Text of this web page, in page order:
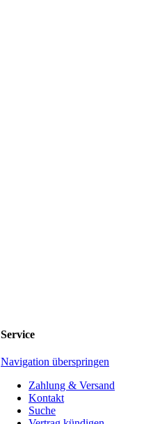
Service
Navigation überspringen
Zahlung & Versand
Kontakt
Suche